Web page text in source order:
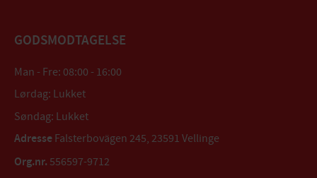
GODSMODTAGELSE
Man - Fre: 08:00 - 16:00
Lørdag: Lukket
Søndag: Lukket
Adresse Falsterbovägen 245, 23591 Vellinge
Org.nr. 556597-9712